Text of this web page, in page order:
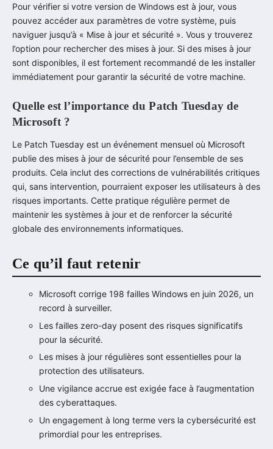
Pour vérifier si votre version de Windows est à jour, vous
pouvez accéder aux paramètres de votre système, puis
naviguer jusqu’à « Mise à jour et sécurité ». Vous y trouverez
l’option pour rechercher des mises à jour. Si des mises à jour
sont disponibles, il est fortement recommandé de les installer
immédiatement pour garantir la sécurité de votre machine.
Quelle est l’importance du Patch Tuesday de
Microsoft ?
Le Patch Tuesday est un événement mensuel où Microsoft
publie des mises à jour de sécurité pour l’ensemble de ses
produits. Cela inclut des corrections de vulnérabilités critiques
qui, sans intervention, pourraient exposer les utilisateurs à des
risques importants. Cette pratique régulière permet de
maintenir les systèmes à jour et de renforcer la sécurité
globale des environnements informatiques.
Ce qu’il faut retenir
Microsoft corrige 198 failles Windows en juin 2026, un
record à surveiller.
Les failles zero-day posent des risques significatifs
pour la sécurité.
Les mises à jour régulières sont essentielles pour la
protection des utilisateurs.
Une vigilance accrue est exigée face à l’augmentation
des cyberattaques.
Un engagement à long terme vers la cybersécurité est
primordial pour les entreprises.